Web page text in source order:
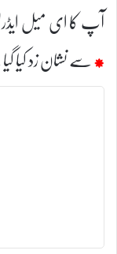
آپ کا ای میل
*سے نشان زد کیا
ت